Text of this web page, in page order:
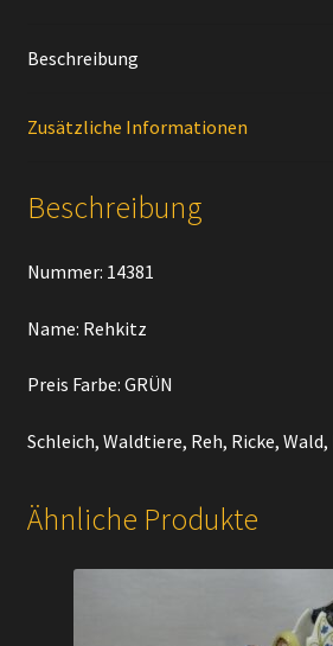
Beschreibung
Zusätzliche Informationen
Beschreibung
Nummer: 14381
Name: Rehkitz
Preis Farbe: GRÜN
Schleich, Waldtiere, Reh, Ricke,
Ähnliche Produkte